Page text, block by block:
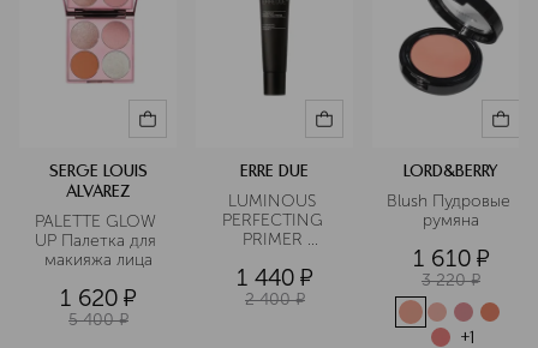
другое. Бренд использует
экологически чистые материалы для
упаковки и активно участвует в
различных экологических проектах.
SERGE LOUIS
ALVAREZ
PALETTE GLOW
UP Палетка для
макияжа лица
1 620 ¤
5 400 ¤
ERRE DUE
LUMINOUS
PERFECTING
PRIMER
выравнивающий
с эффектом
1 440 ¤
2 400 ¤
LORD&BERRY
Blush Пудровые
румяна
1 610 ¤
3 220 ¤
+1